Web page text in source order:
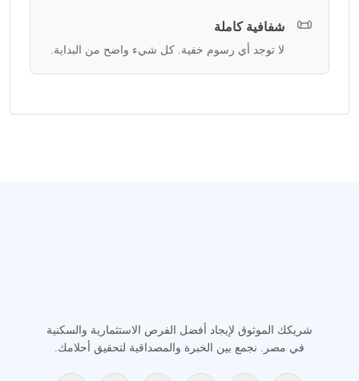
📜 شفافية كاملة
لا توجد أي رسوم خفية. كل شيء واضح من البداية.
شريكك الموثوق لإيجاد أفضل الفرص الاستثمارية والسكنية
في مصر. نجمع بين الخبرة والمصداقية لتحقيق أحلامك.